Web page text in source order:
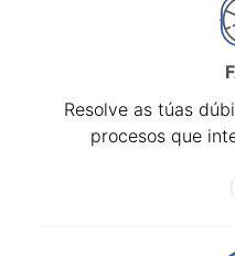
Resolve as túas
procesos que